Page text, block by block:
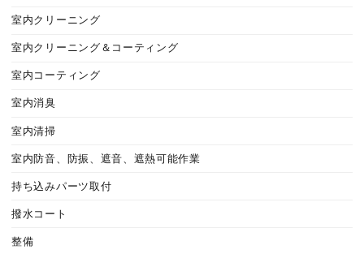
室内クリーニング
室内クリーニング＆コーティング
室内コーティング
室内消臭
室内清掃
室内防音、防振、遮音、遮熱可能作業
持ち込みパーツ取付
撥水コート
整備